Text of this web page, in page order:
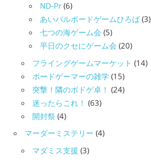
ND-Pr (6)
あいパルボードゲームひろば(3)
七つの海ゲーム会 (5)
平日のクセにゲーム会 (20)
フライングゲームマーケット (14)
ボードゲーマーの雑学 (15)
突撃！隣のボドゲ卓！ (24)
迷ったらこれ！ (63)
開封祭 (4)
マーダーミステリー (4)
マダミス支援 (3)